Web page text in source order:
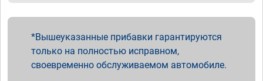
Вышеуказанные прибавки гарантируются
только на полностью исправном,
своевременно обслуживаемом автомобиле.